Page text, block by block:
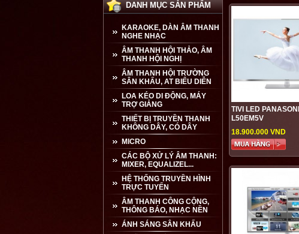
DANH MỤC SẢN PHẨM
KARAOKE, DÀN ÂM THANH
NGHE NHẠC
ÂM THANH HỘI THẢO, ÂM
THANH HỘI NGHỊ
ÂM THANH HỘI TRƯỜNG
SÂN KHẤU, AT BIỂU DIỄN
LOA KÉO DI ĐỘNG, MÁY
TRỢ GIẢNG
THIẾT BỊ TRUYỀN THANH
KHÔNG DÂY, CÓ DÂY
MICRO
CÁC BỘ XỬ LÝ ÂM THANH:
MIXER, EQUALIZEL...
HỆ THỐNG TRUYỀN HÌNH
TRỰC TUYẾN
ÂM THANH CÔNG CỘNG,
THÔNG BÁO, NHẠC NỀN
ÁNH SÁNG SÂN KHẤU
TIVI LED
L50EM5V
18.900.000 VND